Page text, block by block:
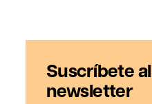
Suscríbete al
newsletter